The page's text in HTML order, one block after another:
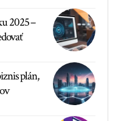
2025 –
plán,